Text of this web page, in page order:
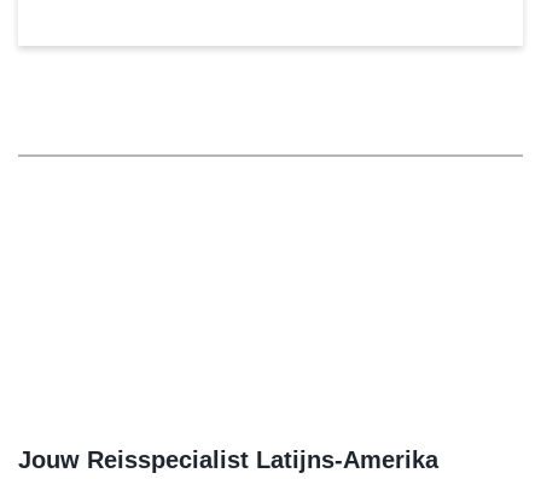
Jouw Reisspecialist Latijns-Amerika